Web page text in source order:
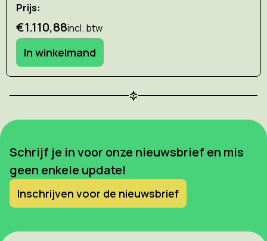
Prijs:
€1.110,88incl. btw
In winkelmand
Schrijf je in voor onze nieuwsbrief en mis
geen enkele update!
Inschrijven voor de nieuwsbrief